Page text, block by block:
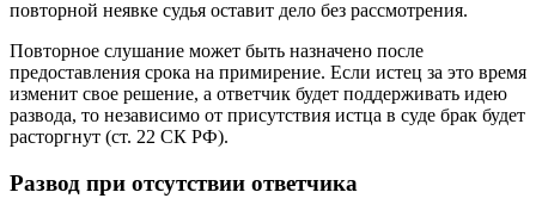
повторной неявке судья оставит дело без рассмотрения.
Повторное слушание может быть назначено после
предоставления срока на примирение. Если истец за это время
изменит свое решение, а ответчик будет поддерживать идею
развода, то независимо от присутствия истца в суде брак будет
расторгнут (ст. 22 СК РФ).
Развод при отсутствии ответчика